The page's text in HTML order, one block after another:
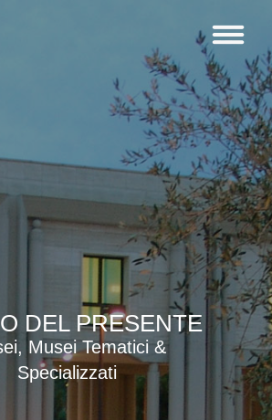
DEL PRESENTE
Musei Tematici &
Specializzati